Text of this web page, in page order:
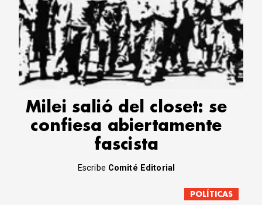
Milei salió del closet: se
confiesa abiertamente
fascista
Escribe Comité Editorial
POLÍTICAS